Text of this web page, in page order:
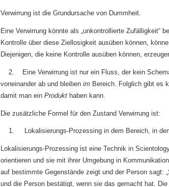
Verwirrung ist die Grundursache von Dummheit.
Eine Verwirrung könnte als „unkontrollierte Zufälligkeit“
Kontrolle über diese Ziellosigkeit ausüben können,
Diejenigen, die keine Kontrolle ausüben können,
2. Eine Verwirrung ist nur ein Fluss, der kein
voneinander ab und bleiben im Bereich. Folglich gibt es
damit man ein Produkt haben kann.
Die zusätzliche Formel für den Zustand Verwirrung ist:
1. Lokalisierungs-Prozessing in dem Bereich, in
Lokalisierungs-Prozessing ist eine Technik in
orientieren und sie mit ihrer Umgebung in
auf bestimmte Gegenstände zeigt und der Person sagt:
und die Person bestätigt, wenn sie das gemacht hat.